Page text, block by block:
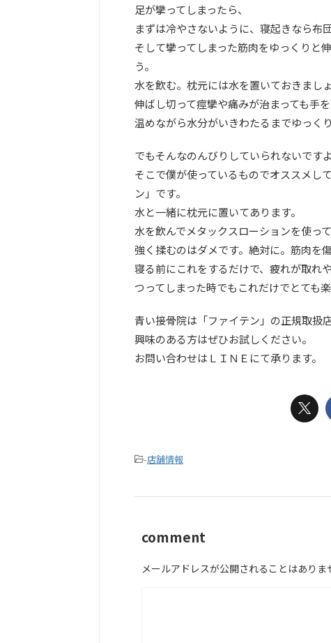
足が攣ってしまったら、
まずは冷やさないように、寝起きなら布
そして攣ってしまった筋肉をゆっくりと
う。
水を飲む。枕元には水を置いておきまし
伸ばし切って痙攣や痛みが治まっても手
温めながら水分がいきわたるまでゆっく
でもそんなのんびりしていられないですよ
そこで僕が使っているものでオススメ
ン」です。
水と一緒に枕元に置いてあります。
水を飲んでメタックスローションを使っ
強く揉むのはダメです。絶対に。筋肉を傷
寝る前にこれをするだけで、疲れが取れ
つってしまった時でもこれだけでとても楽
青い接骨院は「ファイテン」の正規取扱
興味のある方はぜひお試しください。
お問い合わせはＬＩＮＥにて承ります。
-店舗情報
comment
メールアドレスが公開されることはありま